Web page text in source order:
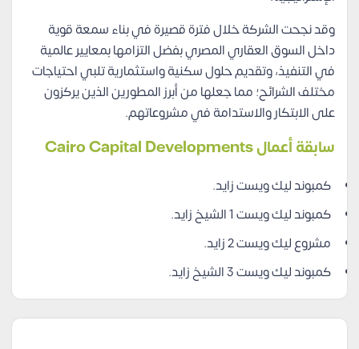
وقد نجحت الشركة خلال فترة قصيرة في بناء سمعة قوية
داخل السوق العقاري المصري بفضل التزامها بمعايير عالمية
في التنفيذ، وتقديم حلول سكنية واستثمارية تلبي احتياجات
مختلف الشرائح؛ مما جعلها من أبرز المطورين الذين يركزون
على الابتكار والاستدامة في مشروعاتهم.
سابقة أعمال Cairo Capital Developments
كمبوند ليك ويست زايد.
كمبوند ليك ويست 1 الشيخ زايد.
مشروع ليك ويست 2 زايد.
كمبوند ليك ويست 3 الشيخ زايد.